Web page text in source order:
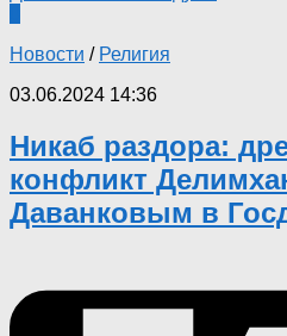
Новости / Религия
03.06.2024 14:36
Никаб раздора:
конфликт
Даванковым в